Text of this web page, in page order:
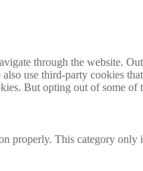
through the website.
use third-party cookies
But opting out of some
properly. This category